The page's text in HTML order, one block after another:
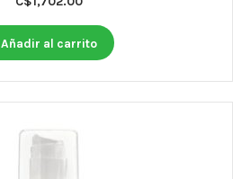
Añadir al carrito